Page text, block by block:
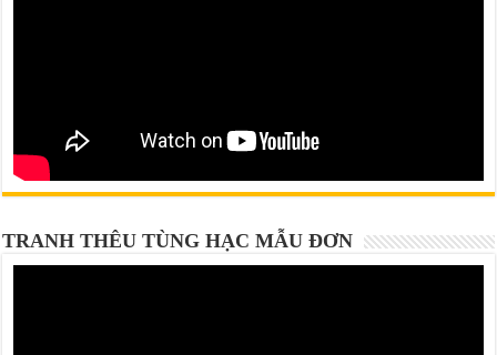
TRANH THÊU TÙNG HẠC MẪU ĐƠN